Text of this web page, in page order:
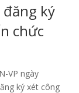
ký
chức
VP ngày
ký xét công